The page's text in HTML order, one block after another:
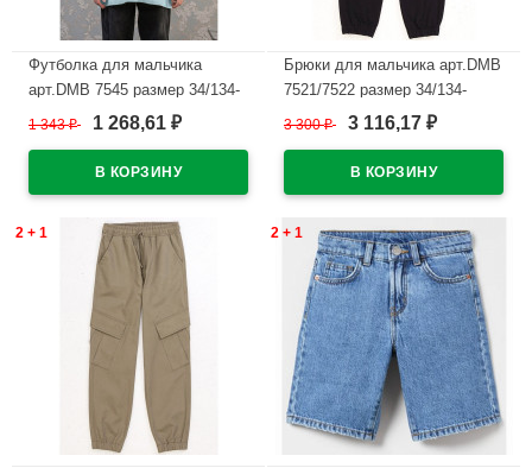
Футболка для мальчика
арт.DMB 7545 размер 34/134-
44/164 цвет минт
1 343₽ 1 268,61 ₽
Брюки для мальчика арт.DMB
7521/7522 размер 34/134-
44/164 цвет черный
3 300₽ 3 116,17 ₽
2 + 1 2 + 1